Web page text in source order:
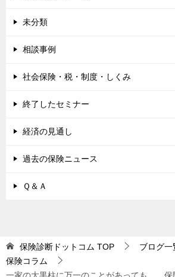
未分類
相談事例
社会保険・税・制度・しくみ
終了したセミナー
経済の見通し
過去の保険ニュース
Ｑ＆Ａ
保険診断ドットコム TOP
ブログ一
保険コラム